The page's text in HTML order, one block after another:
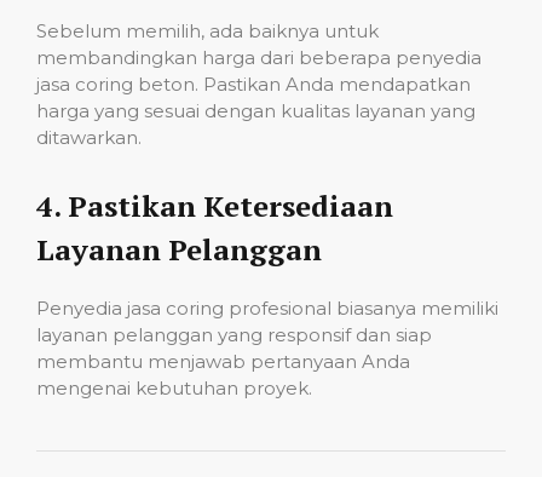
Sebelum memilih, ada baiknya untuk
membandingkan harga dari beberapa penyedia
jasa coring beton. Pastikan Anda mendapatkan
harga yang sesuai dengan kualitas layanan yang
ditawarkan.
4. Pastikan Ketersediaan
Layanan Pelanggan
Penyedia jasa coring profesional biasanya memiliki
layanan pelanggan yang responsif dan siap
membantu menjawab pertanyaan Anda
mengenai kebutuhan proyek.